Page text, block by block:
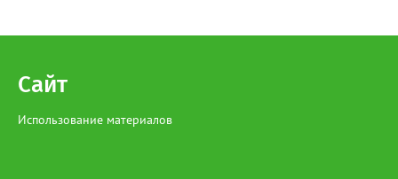
Сайт
Использование материалов